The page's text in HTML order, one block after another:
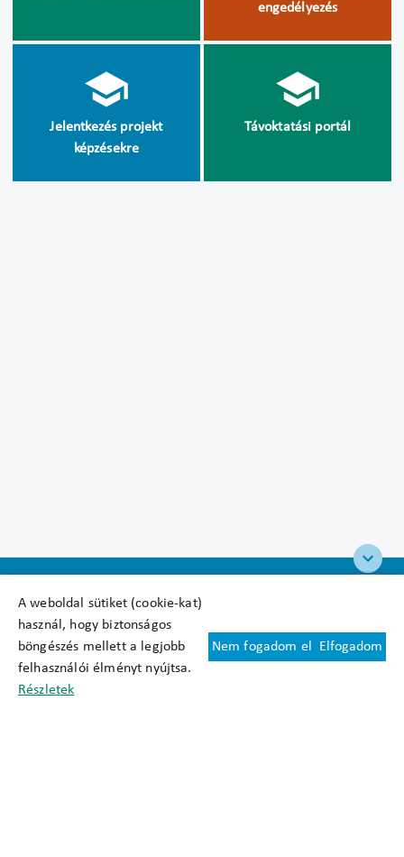
A weboldal sütiket (cookie-kat)
használ, hogy biztonságos
böngészés mellett a legjobb
felhasználói élményt nyújtsa.
Részletek
Nem fogadom el Elfogadom
engedélyezés
Jelentkezés projekt
képzésekre
Távoktatási portál
Felhasználási feltételek